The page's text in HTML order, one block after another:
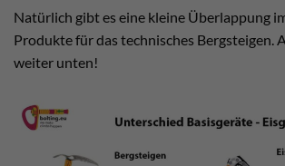
Natürlich gibt es eine kleine Überlappung
Produkte für das technisches Bergsteigen.
weiter unten!